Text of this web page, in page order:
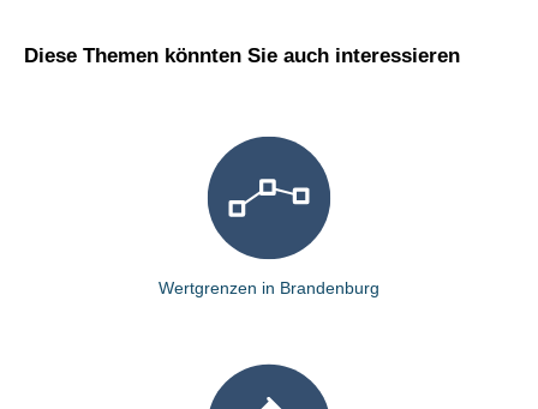
Diese Themen könnten Sie auch interessieren
Wertgrenzen in Brandenburg